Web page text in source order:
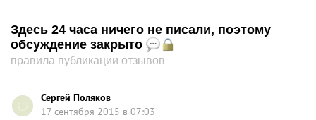
Здесь 24 часа ничего не писали, поэтому
обсуждение закрыто
правила публикации отзывов
Сергей Поляков
17 сентября 2015 в 07:03